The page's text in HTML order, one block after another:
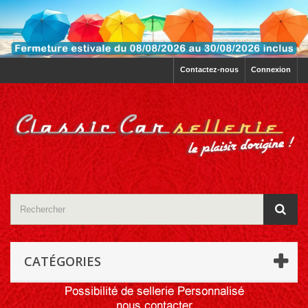
Connexion
Contactez-nous
CATÉGORIES